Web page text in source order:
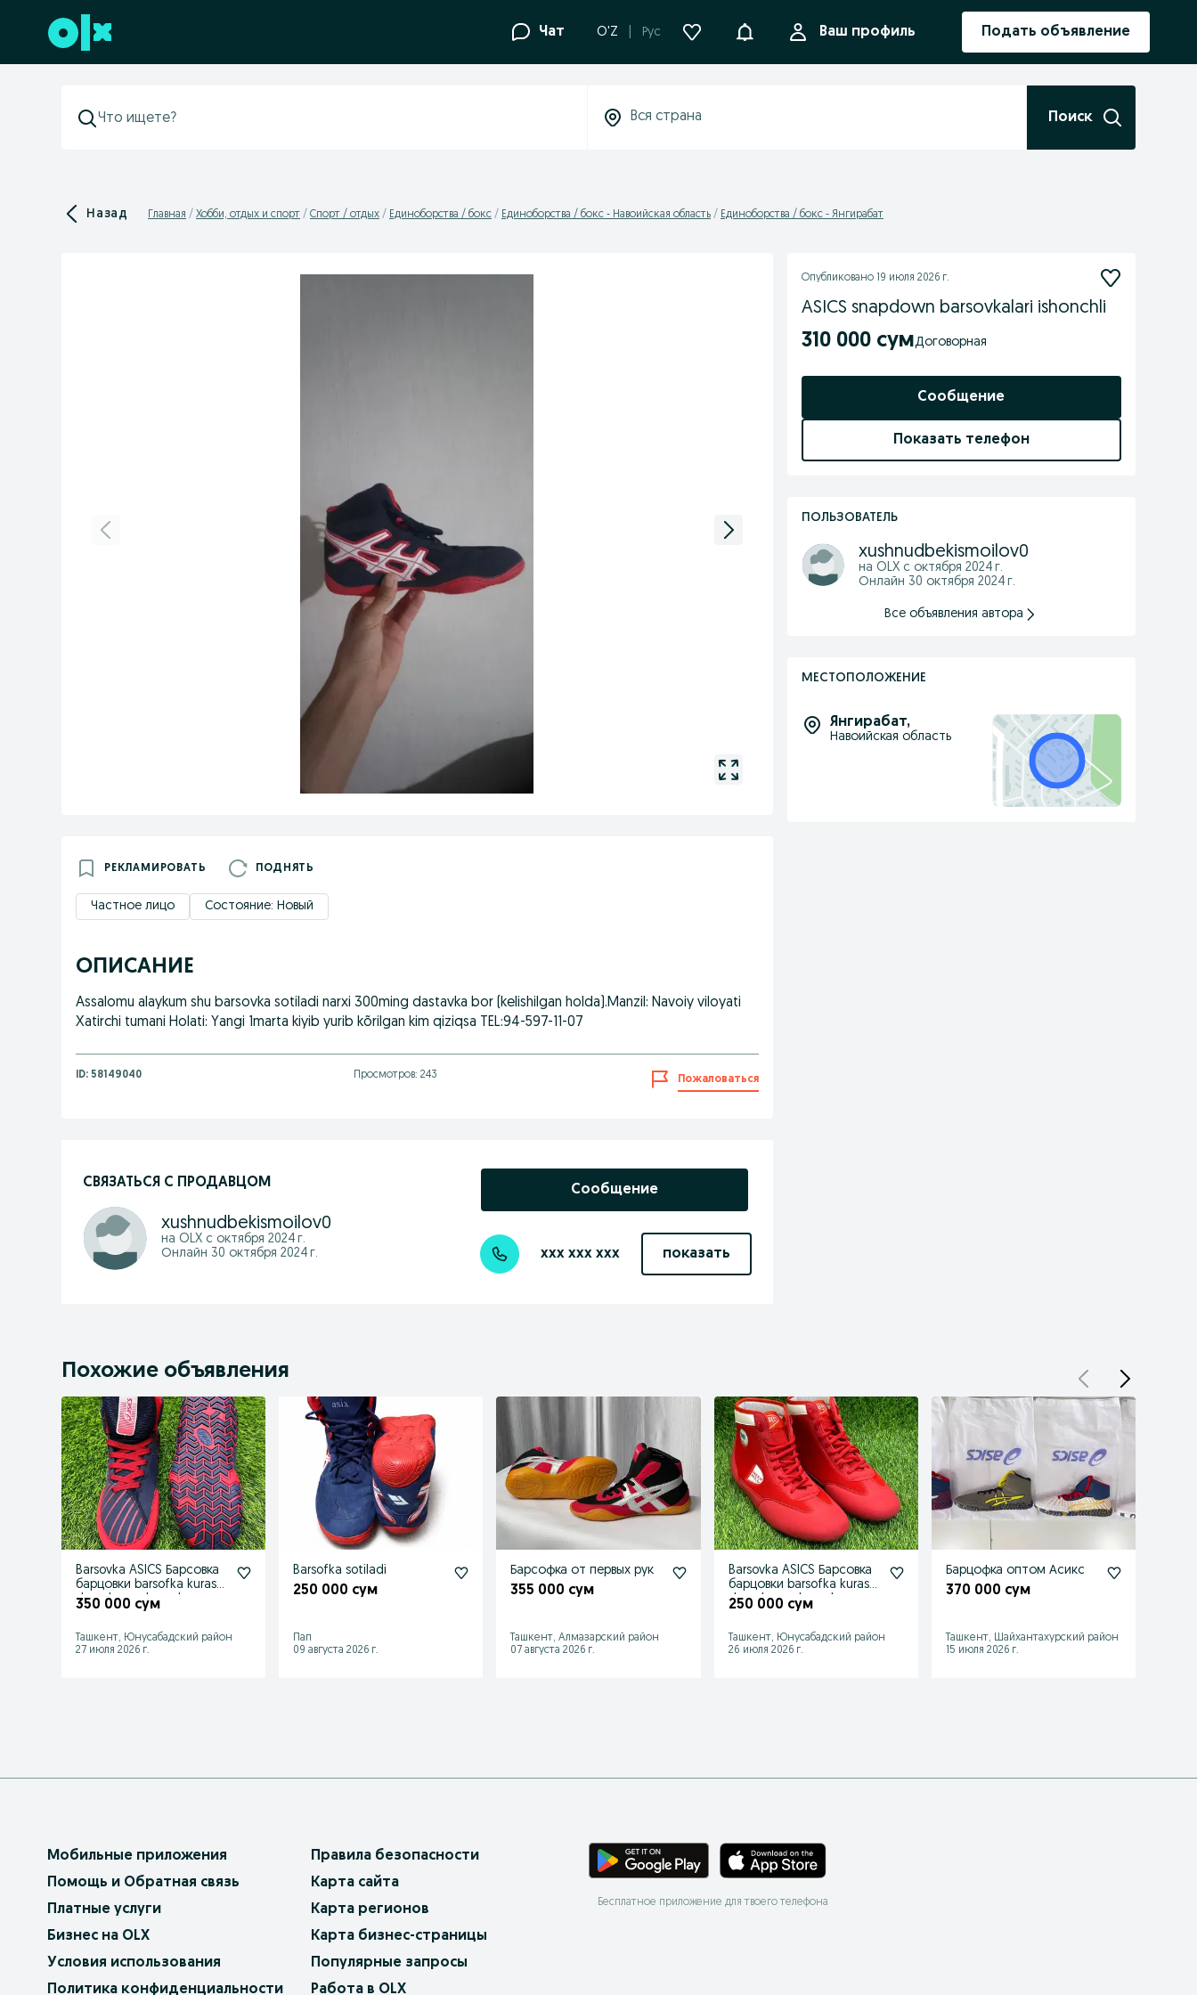
Перейти к нижнему колонтитулу Чат O'Z Рус УведомленияВаш профиль Подать объявление
Поиск
Назад Главная Хобби, отдых и спорт Спорт / отдых Единоборства / бокс Единоборства / бокс - Навоийская область Единоборства / бокс - Янгирабат
РЕКЛАМИРОВАТЬ ПОДНЯТЬ
Частное лицо Состояние: Новый
ОПИСАНИЕ
Assalomu alaykum shu barsovka sotiladi narxi 300ming dastavka bor (kelishilgan holda).Manzil: Navoiy viloyati
Xatirchi tumani Holati: Yangi 1marta kiyib yurib kõrilgan kim qiziqsa TEL:94-597-11-07
ID: 58149040 Просмотров: 243 Пожаловаться
СВЯЗАТЬСЯ С ПРОДАВЦОМ
xushnudbekismoilov0
на OLX с октября 2024 г.
Онлайн 30 октября 2024 г.
Сообщение
xxx xxx xxx показать
Опубликовано 19 июля 2026 г.
ASICS snapdown barsovkalari ishonchli
310 000 сум Договорная
Сообщение
Показать телефон
ПОЛЬЗОВАТЕЛЬ
xushnudbekismoilov0
на OLX с октября 2024 г.
Онлайн 30 октября 2024 г.
Все объявления автора
МЕСТОПОЛОЖЕНИЕ
Янгирабат,
Навоийская область
Похожие объявления
Barsovka ASICS Барсовка
барцовки barsofka kurash
dzyudo sambo uchun
350 000 сум
Ташкент, Юнусабадский район
27 июля 2026 г.
Barsofka sotiladi
250 000 сум
Пап
09 августа 2026 г.
Барсофка от первых рук
355 000 сум
Ташкент, Алмазарский район
07 августа 2026 г.
Barsovka ASICS Барсовка
барцовки barsofka kurash
dzyudo sambo uchun
250 000 сум
Ташкент, Юнусабадский район
26 июля 2026 г.
Барцофка оптом Асикс
370 000 сум
Ташкент, Шайхантахурский район
15 июля 2026 г.
Мобильные приложения
Помощь и Обратная связь
Платные услуги
Бизнес на OLX
Условия использования
Политика конфиденциальности
Правила безопасности
Карта сайта
Карта регионов
Карта бизнес-страницы
Популярные запросы
Работа в OLX
Бесплатное приложение для твоего телефона